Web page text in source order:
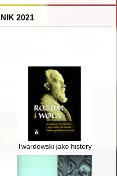
2021
Warszawy w okresie
Twardowski jako historyk